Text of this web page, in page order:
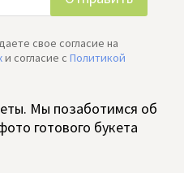
свое согласие на
и согласие c Политикой
Мы позаботимся об
готового букета